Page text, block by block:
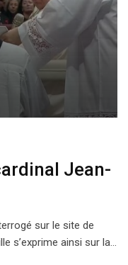
Jean-
sur le site de
s’exprime ainsi sur la…